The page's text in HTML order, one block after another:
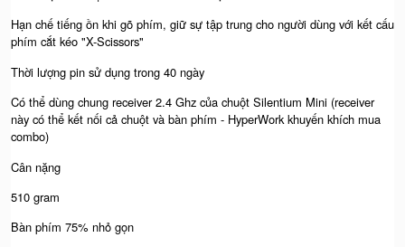
Hạn chế tiếng ồn khi gõ phím, giữ sự tập trung cho người dùng với kết cấu
phím cắt kéo "X-Scissors"
Thời lượng pin sử dụng trong 40 ngày
Có thể dùng chung receiver 2.4 Ghz của chuột Silentium Mini (receiver
này có thể kết nối cả chuột và bàn phím - HyperWork khuyến khích mua
combo)
Cân nặng
510 gram
Bàn phím 75% nhỏ gọn